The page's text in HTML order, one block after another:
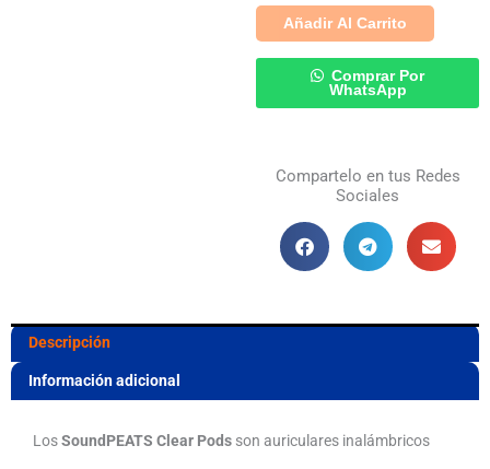
Bluetooth
con
Sonido
Horas
Añadir Al Carrito
Comprar Por
WhatsApp
Compartelo en tus Redes
Sociales
Descripción
Información adicional
LosSoundPEATS Clear Pods son auriculares inalámbricos